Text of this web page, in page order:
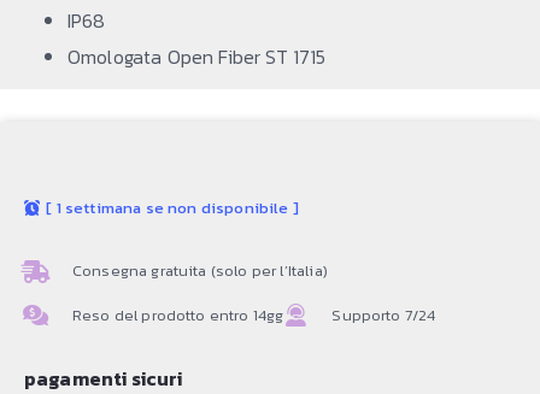
IP68
Omologata Open Fiber ST 1715
[ 1 settimana se non disponibile ]
Consegna gratuita (solo per l’Italia)
Reso del prodotto entro 14gg
Supporto 7/24
pagamenti sicuri